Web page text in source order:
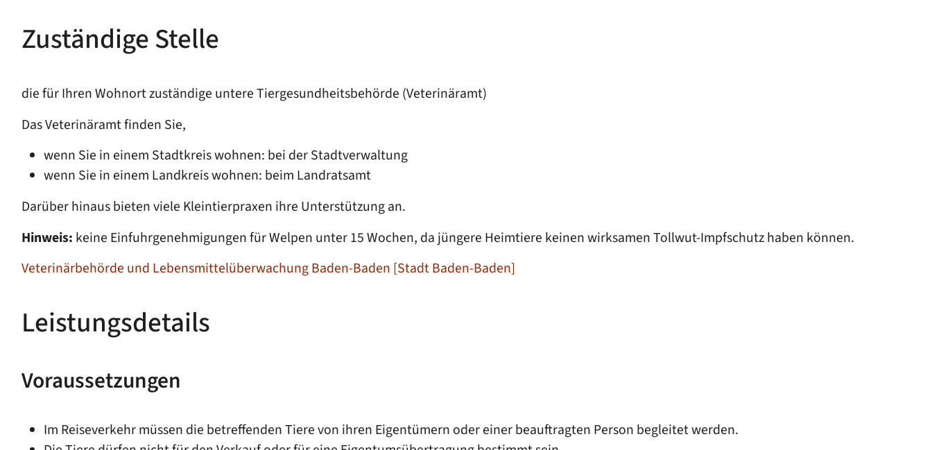
Zuständige Stelle
die für Ihren Wohnort zuständige untere Tiergesundheitsbehörde (Veterinäramt)
Das Veterinäramt finden Sie,
wenn Sie in einem Stadtkreis wohnen: bei der Stadtverwaltung
wenn Sie in einem Landkreis wohnen: beim Landratsamt
Darüber hinaus bieten viele Kleintierpraxen ihre Unterstützung an.
Hinweis: keine Einfuhrgenehmigungen für Welpen unter 15 Wochen, da jüngere Heimtiere keinen wirksamen Tollwut-Impfschutz haben können.
Veterinärbehörde und Lebensmittelüberwachung Baden-Baden [Stadt Baden-Baden]
Leistungsdetails
Voraussetzungen
Im Reiseverkehr müssen die betreffenden Tiere von ihren Eigentümern oder einer beauftragten Person begleitet werden.